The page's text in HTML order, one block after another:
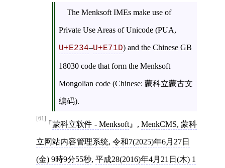
The Menksoft IMEs make use of
Private Use Areas of Unicode (PUA,
U+E234–U+E71D) and the Chinese GB
18030 code that form the Menksoft
Mongolian code (Chinese: 蒙科立蒙古文
编码).
[61]
蒙科立软件 - Menksoft , MenkCMS, 蒙科
立网站内容管理系统, 令和7(2025)年6月27日
(金) 9時9分55秒, 平成28(2016)年4月21日(木) 1